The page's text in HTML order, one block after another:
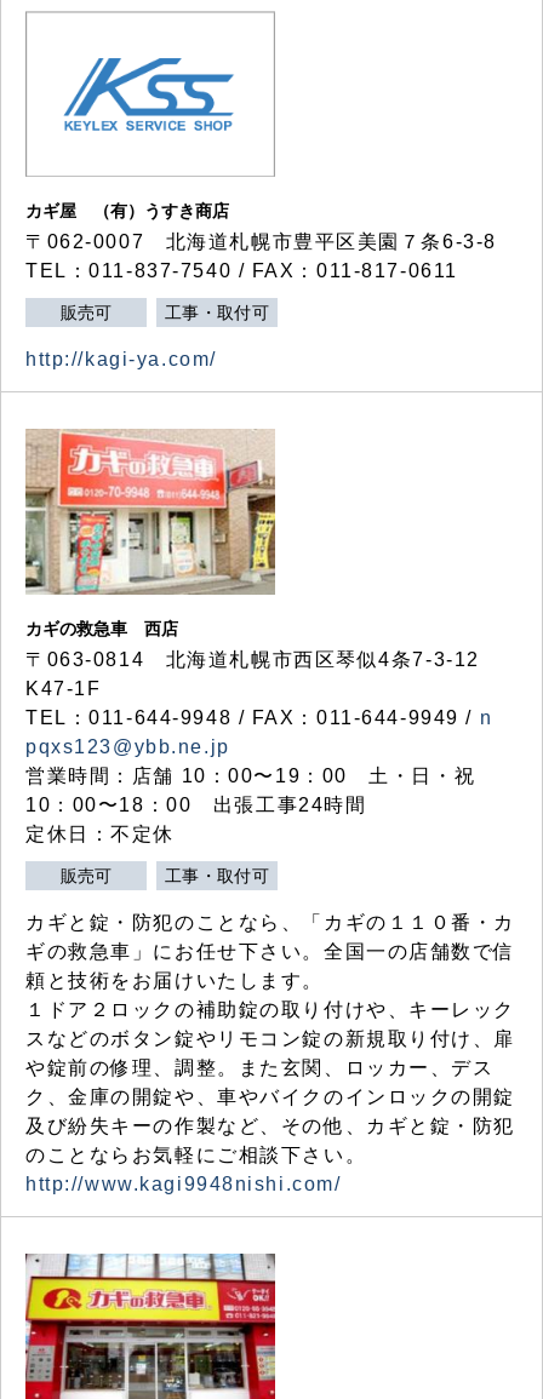
カギ屋 （有）うすき商店
〒062-0007 北海道札幌市豊平区美園７条6-3-8
TEL：011-837-7540 / FAX：011-817-0611
販売可 工事・取付可
http://kagi-ya.com/
カギの救急車 西店
〒063-0814 北海道札幌市西区琴似4条7-3-12
K47-1F
TEL：011-644-9948 / FAX：011-644-9949 / n
pqxs123@ybb.ne.jp
営業時間：店舗 10：00〜19：00 土・日・祝
10：00〜18：00 出張工事24時間
定休日：不定休
販売可 工事・取付可
カギと錠・防犯のことなら、「カギの１１０番・カ
ギの救急車」にお任せ下さい。全国一の店舗数で信
頼と技術をお届けいたします。
１ドア２ロックの補助錠の取り付けや、キーレック
スなどのボタン錠やリモコン錠の新規取り付け、扉
や錠前の修理、調整。また玄関、ロッカー、デス
ク、金庫の開錠や、車やバイクのインロックの開錠
及び紛失キーの作製など、その他、カギと錠・防犯
のことならお気軽にご相談下さい。
http://www.kagi9948nishi.com/